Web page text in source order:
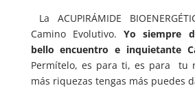
La ACUPIRÁMIDE
Camino Evolutivo.Yo siempre
bello encuentro e inquietante
Permítelo, es para ti, es para tu
más riquezas tengas más puedes